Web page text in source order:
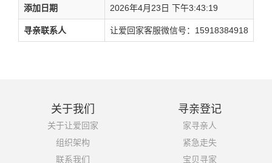
添加日期 2026年4月23日 下午3:43:19
寻亲联系人 让爱回家客服微信号：15918384918
关于我们
关于让爱回家
组织架构
联系我们
寻亲登记
家寻亲人
紧急走失
宝贝寻家